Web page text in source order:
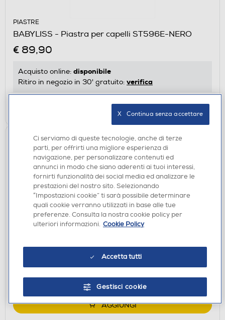
PIASTRE
BABYLISS - Piastra per capelli ST596E-NERO
€ 89,90
Acquisto online: disponibile
Ritiro in negozio in 30' gratuito: verifica
AGGIUNGI
ASCIUGACAPELLI
€ 31,90
Ritiro in negozio in 30' gratuito: verifica
AGGIUNGI
Ci serviamo di queste tecnologie, anche di terze
parti, per offrirti una migliore esperienza di
navigazione, per personalizzare contenuti ed
annunci in modo che siano aderenti ai tuoi interessi,
fornirti funzionalità dei social media ed analizzare le
prestazioni del nostro sito. Selezionando
“Impostazioni cookie” ti sarà possibile determinare
quali cookie verranno utilizzati in base alle tue
preferenze. Consulta la nostra cookie policy per
ulteriori informazioni. Cookie Policy
Accetta tutti
Gestisci cookie
X   Continua senza accettare